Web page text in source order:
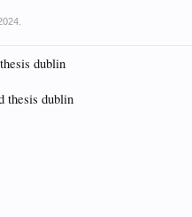
dublin
thesis dublin